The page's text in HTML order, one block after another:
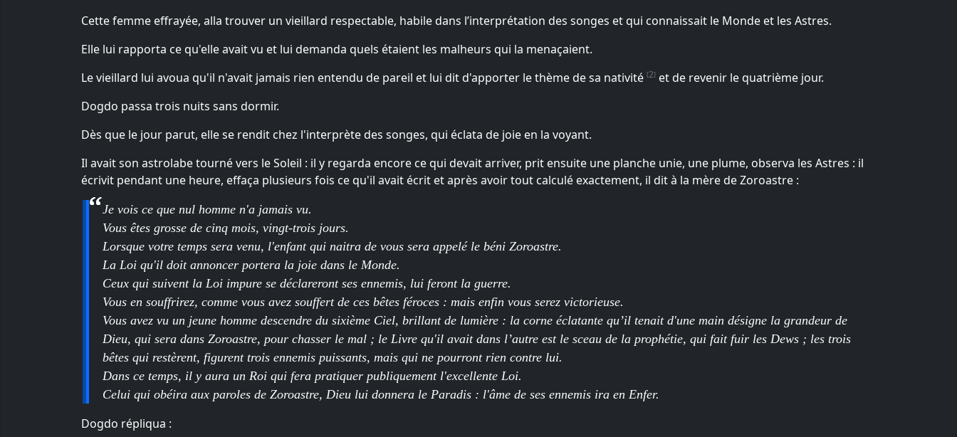
Cette femme effrayée, alla trouver un vieillard respectable, habile dans l’interprétation des songes et qui connaissait le Monde et les Astres.
Elle lui rapporta ce qu'elle avait vu et lui demanda quels étaient les malheurs qui la menaçaient.
Le vieillard lui avoua qu'il n'avait jamais rien entendu de pareil et lui dit d'apporter le thème de sa nativité 2 et de revenir le quatrième jour.
Dogdo passa trois nuits sans dormir.
Dès que le jour parut, elle se rendit chez l'interprète des songes, qui éclata de joie en la voyant.
Il avait son astrolabe tourné vers le Soleil : il y regarda encore ce qui devait arriver, prit ensuite une planche unie, une plume, observa les Astres : il
écrivit pendant une heure, effaça plusieurs fois ce qu'il avait écrit et après avoir tout calculé exactement, il dit à la mère de Zoroastre :
Je vois ce que nul homme n'a jamais vu.
Vous êtes grosse de cinq mois, vingt-trois jours.
Lorsque votre temps sera venu, l'enfant qui naitra de vous sera appelé le béni Zoroastre.
La Loi qu'il doit annoncer portera la joie dans le Monde.
Ceux qui suivent la Loi impure se déclareront ses ennemis, lui feront la guerre.
Vous en souffrirez, comme vous avez souffert de ces bêtes féroces : mais enfin vous serez victorieuse.
Vous avez vu un jeune homme descendre du sixième Ciel, brillant de lumière : la corne éclatante qu’il tenait d'une main désigne la grandeur de
Dieu, qui sera dans Zoroastre, pour chasser le mal ; le Livre qu'il avait dans l’autre est le sceau de la prophétie, qui fait fuir les Dews ; les trois
bêtes qui restèrent, figurent trois ennemis puissants, mais qui ne pourront rien contre lui.
Dans ce temps, il y aura un Roi qui fera pratiquer publiquement l'excellente Loi.
Celui qui obéira aux paroles de Zoroastre, Dieu lui donnera le Paradis : l'âme de ses ennemis ira en Enfer.
Dogdo répliqua :